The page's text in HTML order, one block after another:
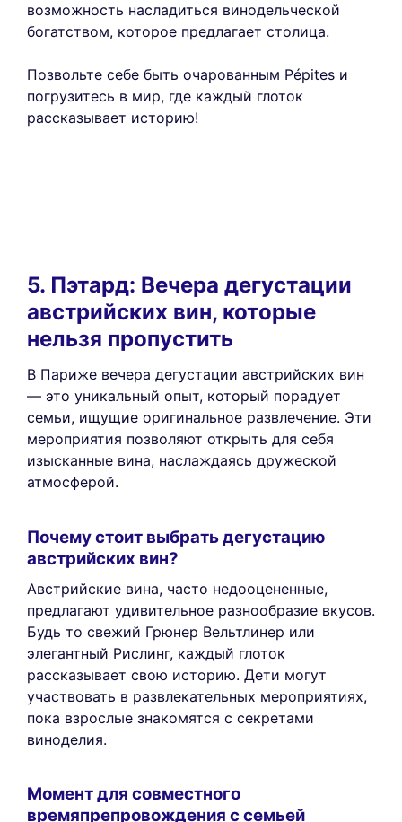
возможность насладиться винодельческой
богатством, которое предлагает столица.
Позвольте себе быть очарованным Pépites и
погрузитесь в мир, где каждый глоток
рассказывает историю!
5. Пэтард: Вечера дегустации
австрийских вин, которые
нельзя пропустить
В Париже вечера дегустации австрийских вин
— это уникальный опыт, который порадует
семьи, ищущие оригинальное развлечение. Эти
мероприятия позволяют открыть для себя
изысканные вина, наслаждаясь дружеской
атмосферой.
Почему стоит выбрать дегустацию
австрийских вин?
Австрийские вина, часто недооцененные,
предлагают удивительное разнообразие вкусов.
Будь то свежий Грюнер Вельтлинер или
элегантный Рислинг, каждый глоток
рассказывает свою историю. Дети могут
участвовать в развлекательных мероприятиях,
пока взрослые знакомятся с секретами
виноделия.
Момент для совместного
времяпрепровождения с семьей